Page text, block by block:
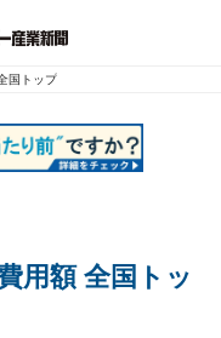
国トップ
用額 全国トッ